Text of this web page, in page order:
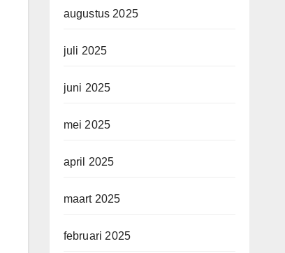
augustus 2025
juli 2025
juni 2025
mei 2025
april 2025
maart 2025
februari 2025